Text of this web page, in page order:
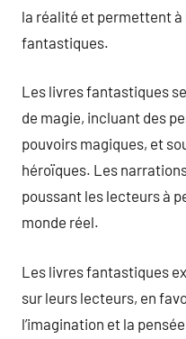
la réalité et permettent à
fantastiques.
Les livres fantastiques
de magie, incluant des
pouvoirs magiques, et
héroïques. Les
poussant les lecteurs à
monde réel.
Les livres fantastiques
sur leurs lecteurs, en
l’imagination et la